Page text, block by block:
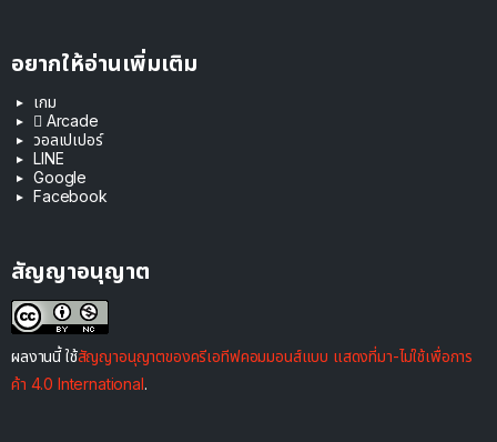
อยากให้อ่านเพิ่มเติม
เกม
 Arcade
วอลเปเปอร์
LINE
Google
Facebook
สัญญาอนุญาต
ผลงานนี้ ใช้สัญญาอนุญาตของครีเอทีฟคอมมอนส์แบบ แสดงที่มา-ไม่ใช้เพื่อการ
ค้า 4.0 International.